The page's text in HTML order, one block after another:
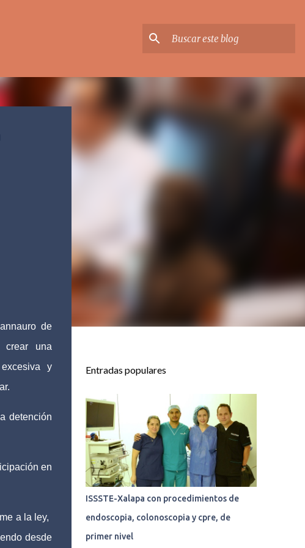
de
crear una
y
detención
en
a la ley,
desde
Entradas populares
ISSSTE-Xalapa con procedimientos de
endoscopia, colonoscopia y cpre, de
primer nivel